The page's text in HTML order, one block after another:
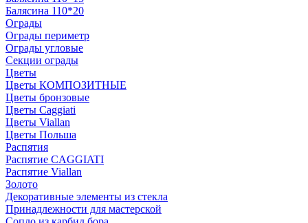
Балясина 110*20
Ограды
Ограды периметр
Ограды угловые
Секции ограды
Цветы
Цветы КОМПОЗИТНЫЕ
Цветы бронзовые
Цветы Caggiati
Цветы Viallan
Цветы Польша
Распятия
Распятие CAGGIATI
Распятие Viallan
Золото
Декоративные элементы из стекла
Принадлежности для мастерской